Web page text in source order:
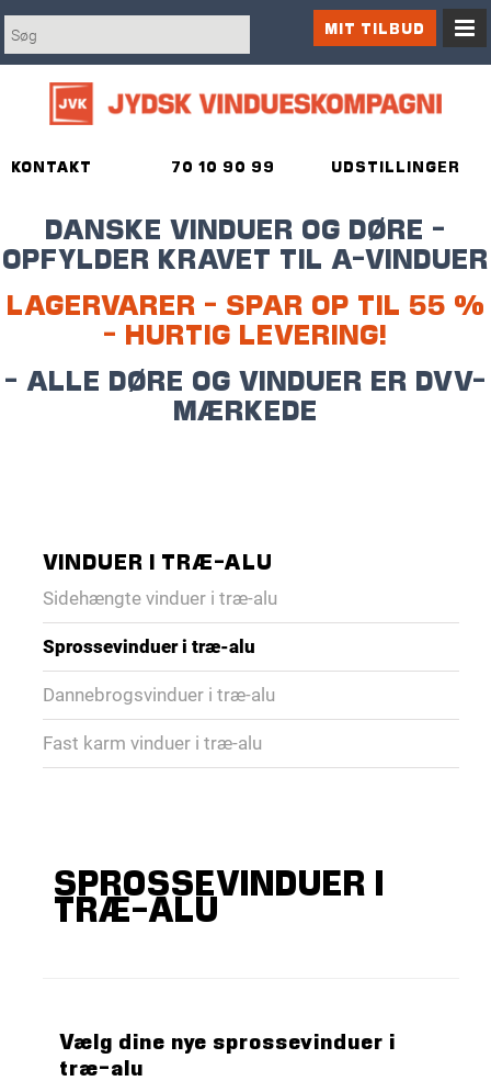
KONTAKT UDSTILLINGER
70 10 90 99
DANSKE VINDUER OG DØRE -
OPFYLDER KRAVET TIL A-VINDUER
LAGERVARER - SPAR OP TIL 55 %
- HURTIG LEVERING!
- ALLE DØRE OG VINDUER ER DVV-
MÆRKEDE
MIT TILBUD
VINDUER I TRÆ-ALU
Sidehængte vinduer i træ-alu
Sprossevinduer i træ-alu
Dannebrogsvinduer i træ-alu
Fast karm vinduer i træ-alu
SPROSSEVINDUER I
TRÆ-ALU
Vælg dine nye sprossevinduer i
træ-alu